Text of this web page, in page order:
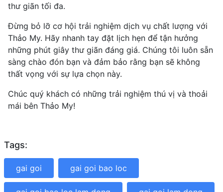
thư giãn tối đa.
Đừng bỏ lỡ cơ hội trải nghiệm dịch vụ chất lượng với
Thảo My. Hãy nhanh tay đặt lịch hẹn để tận hưởng
những phút giây thư giãn đáng giá. Chúng tôi luôn sẵn
sàng chào đón bạn và đảm bảo rằng bạn sẽ không
thất vọng với sự lựa chọn này.
Chúc quý khách có những trải nghiệm thú vị và thoải
mái bên Thảo My!
Tags:
gai goi gai goi bao loc